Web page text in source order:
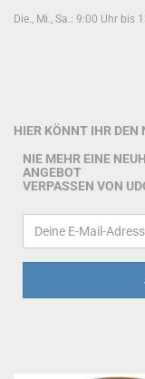
Die., Mi., Sa.: 9:00 Uhr bis
HIER KÖNNT IHR DEN
NIE MEHR EINE
ANGEBOT
VERPASSEN VON